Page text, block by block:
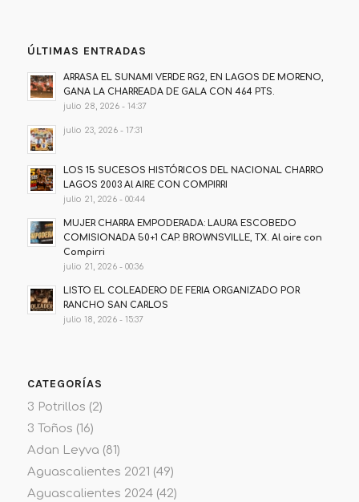
ÚLTIMAS ENTRADAS
ARRASA EL SUNAMI VERDE RG2, EN LAGOS DE MORENO,
GANA LA CHARREADA DE GALA CON 464 PTS.
julio 28, 2026 - 14:37
julio 23, 2026 - 17:31
LOS 15 SUCESOS HISTÓRICOS DEL NACIONAL CHARRO
LAGOS 2003 Al AIRE CON COMPIRRI
julio 21, 2026 - 00:44
MUJER CHARRA EMPODERADA: LAURA ESCOBEDO
COMISIONADA 50+1 CAP. BROWNSVILLE, TX. Al aire con
Compirri
julio 21, 2026 - 00:36
LISTO EL COLEADERO DE FERIA ORGANIZADO POR
RANCHO SAN CARLOS
julio 18, 2026 - 15:37
CATEGORÍAS
3 Potrillos (2)
3 Toños (16)
Adan Leyva (81)
Aguascalientes 2021 (49)
Aguascalientes 2024(42)